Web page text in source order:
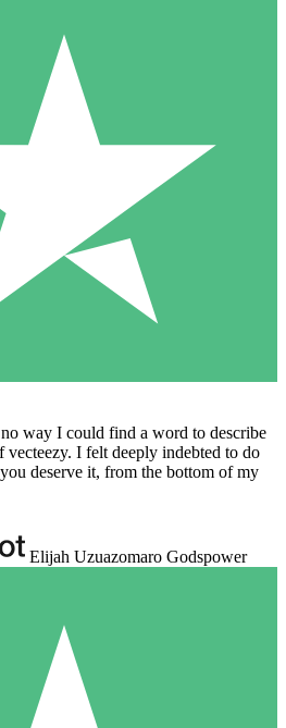
way I could find a word to describe
vecteezy. I felt deeply indebted to do
deserve it, from the bottom of my
Elijah Uzuazomaro Godspower